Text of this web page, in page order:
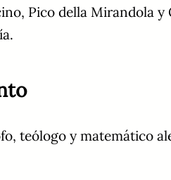
Pico della Mirandola
teólogo y matemático